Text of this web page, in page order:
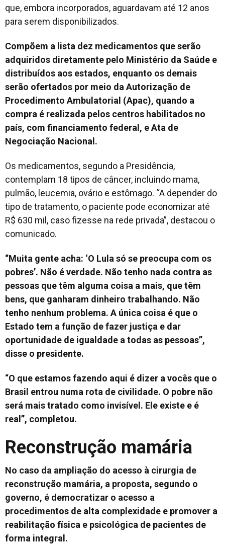
que, embora incorporados, aguardavam até 12 anos
para serem disponibilizados.
Compõem a lista dez medicamentos que serão
adquiridos diretamente pelo Ministério da Saúde e
distribuídos aos estados, enquanto os demais
serão ofertados por meio da Autorização de
Procedimento Ambulatorial (Apac), quando a
compra é realizada pelos centros habilitados no
país, com financiamento federal, e Ata de
Negociação Nacional.
Os medicamentos, segundo a Presidência,
contemplam 18 tipos de câncer, incluindo mama,
pulmão, leucemia, ovário e estômago. “A depender do
tipo de tratamento, o paciente pode economizar até
R$ 630 mil, caso fizesse na rede privada”, destacou o
comunicado.
“Muita gente acha: ‘O Lula só se preocupa com os
pobres’. Não é verdade. Não tenho nada contra as
pessoas que têm alguma coisa a mais, que têm
bens, que ganharam dinheiro trabalhando. Não
tenho nenhum problema. A única coisa é que o
Estado tem a função de fazer justiça e dar
oportunidade de igualdade a todas as pessoas”,
disse o presidente.
“O que estamos fazendo aqui é dizer a vocês que o
Brasil entrou numa rota de civilidade. O pobre não
será mais tratado como invisível. Ele existe e é
real”, completou.
Reconstrução mamária
No caso da ampliação do acesso à cirurgia de
reconstrução mamária, a proposta, segundo o
governo, é democratizar o acesso a
procedimentos de alta complexidade e promover a
reabilitação física e psicológica de pacientes de
forma integral.